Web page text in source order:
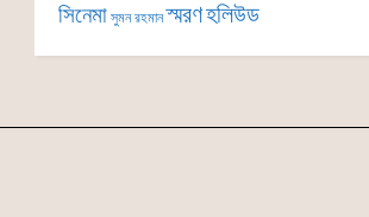
সিনেমা সুমন রহমান স্মরণহলিউড